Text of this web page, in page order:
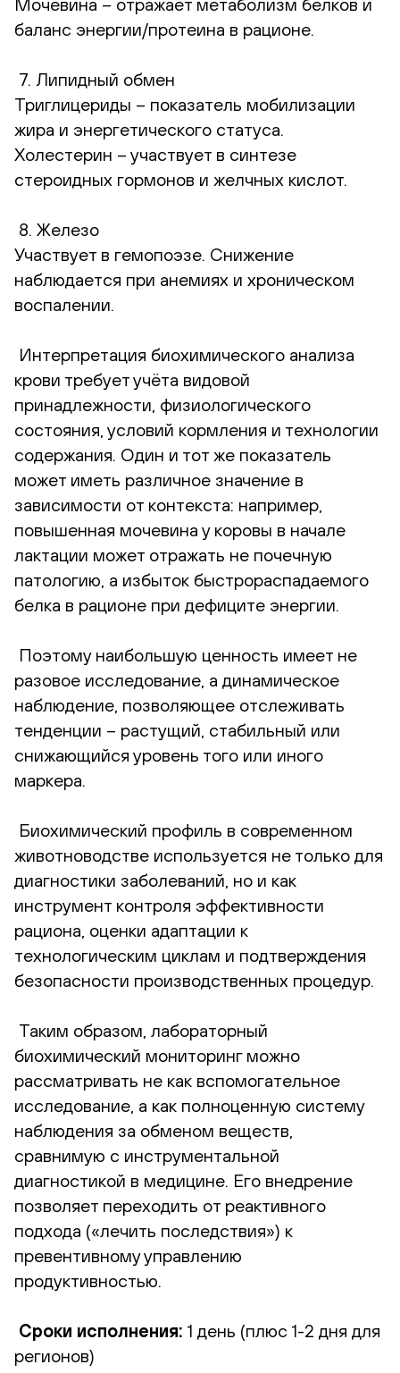
баланс энергии/протеина в рационе.
7. Липидный обмен
Триглицериды – показатель мобилизации
жира и энергетического статуса.
Холестерин – участвует в синтезе
стероидных гормонов и желчных кислот.
8. Железо
Участвует в гемопоэзе. Снижение
наблюдается при анемиях и хроническом
воспалении.
Интерпретация биохимического анализа
крови требует учёта видовой
принадлежности, физиологического
состояния, условий кормления и технологии
содержания. Один и тот же показатель
может иметь различное значение в
зависимости от контекста: например,
повышенная мочевина у коровы в начале
лактации может отражать не почечную
патологию, а избыток быстрораспадаемого
белка в рационе при дефиците энергии.
Поэтому наибольшую ценность имеет не
разовое исследование, а динамическое
наблюдение, позволяющее отслеживать
тенденции – растущий, стабильный или
снижающийся уровень того или иного
маркера.
Биохимический профиль в современном
животноводстве используется не только для
диагностики заболеваний, но и как
инструмент контроля эффективности
рациона, оценки адаптации к
технологическим циклам и подтверждения
безопасности производственных процедур.
Таким образом, лабораторный
биохимический мониторинг можно
рассматривать не как вспомогательное
исследование, а как полноценную систему
наблюдения за обменом веществ,
сравнимую с инструментальной
диагностикой в медицине. Его внедрение
позволяет переходить от реактивного
подхода («лечить последствия») к
превентивному управлению
продуктивностью.
Сроки исполнения: 1 день (плюс 1-2 дня для
регионов)